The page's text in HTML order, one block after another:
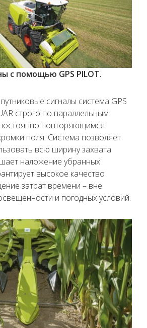
с помощью GPS PILOT.
сигналы система GPS
строго по параллельным
повторяющимся
поля. Система позволяет
всю ширину захвата
наложение убранных
высокое качество
затрат времени – вне
и погодных условий.